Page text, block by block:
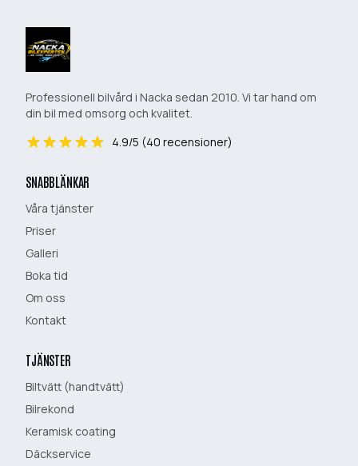
Professionell bilvård i Nacka sedan 2010. Vi tar hand om
din bil med omsorg och kvalitet.
4.9/5 (40 recensioner)
SNABBLÄNKAR
Våra tjänster
Priser
Galleri
Boka tid
Om oss
Kontakt
TJÄNSTER
Biltvätt (handtvätt)
Bilrekond
Keramisk coating
Däckservice